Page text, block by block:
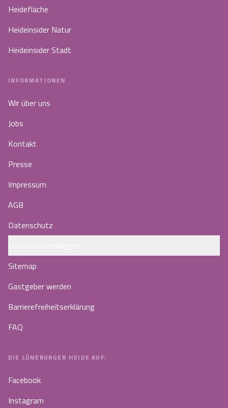
Heidefläche
Heideinsider Natur
Heideinsider Stadt
INFORMATIONEN
Wir über uns
Jobs
Kontakt
Presse
Impressum
AGB
Datenschutz
Sitemap
Gastgeber werden
Barrierefreiheitserklärung
FAQ
DIE LÜNEBURGER HEIDE AUF:
Facebook
Instagram